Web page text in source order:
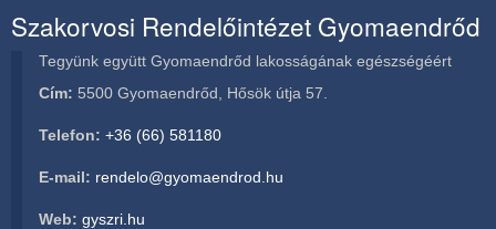
Szakorvosi Rendelőintézet Gyomaendrőd
Tegyünk együtt Gyomaendrőd lakosságának egészségéért
Cím: 5500 Gyomaendrőd, Hősök útja 57.
Telefon: +36 (66) 581180
E-mail: rendelo@gyomaendrod.hu
Web: gyszri.hu